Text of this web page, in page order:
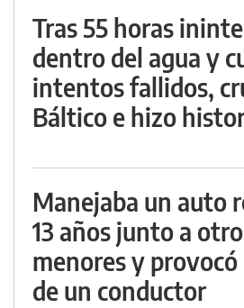
Tras 55 horas
dentro del agua y
intentos fallidos,
Báltico e hizo
Manejaba un auto
13 años junto a
menores y
de un conductor